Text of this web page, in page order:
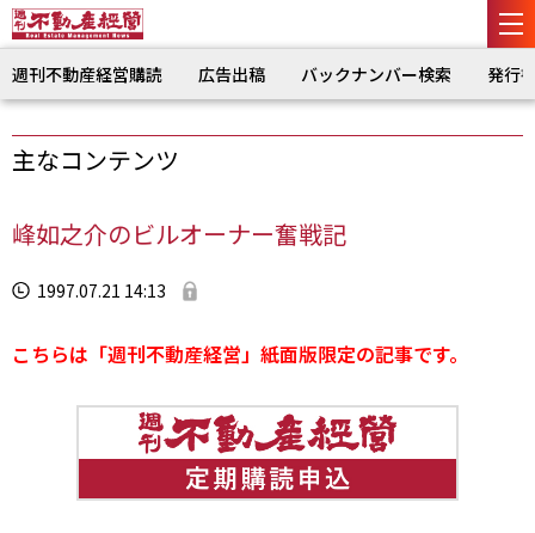
週刊不動産経営購読 広告出稿 バックナンバー検索 発行
主なコンテンツ
峰如之介のビルオーナー奮戦記
1997.07.21 14:13
こちらは「週刊不動産経営」紙面版限定の記事です。